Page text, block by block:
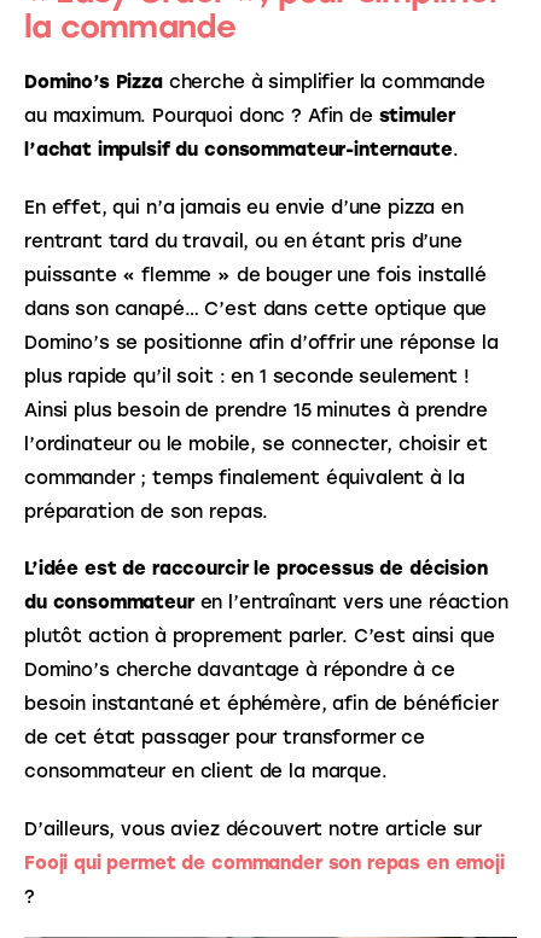
la commande
Domino’s Pizza cherche à simplifier la commande
au maximum. Pourquoi donc ? Afin de stimuler
l’achat impulsif du consommateur-internaute.
En effet, qui n’a jamais eu envie d’une pizza en
rentrant tard du travail, ou en étant pris d’une
puissante « flemme » de bouger une fois installé
dans son canapé… C’est dans cette optique que
Domino’s se positionne afin d’offrir une réponse la
plus rapide qu’il soit : en 1 seconde seulement !
Ainsi plus besoin de prendre 15 minutes à prendre
l’ordinateur ou le mobile, se connecter, choisir et
commander ; temps finalement équivalent à la
préparation de son repas.
L’idée est de raccourcir le processus de décision
du consommateur en l’entraînant vers une réaction
plutôt action à proprement parler. C’est ainsi que
Domino’s cherche davantage à répondre à ce
besoin instantané et éphémère, afin de bénéficier
de cet état passager pour transformer ce
consommateur en client de la marque.
D’ailleurs, vous aviez découvert notre article sur
Fooji qui permet de commander son repas en emoji
?